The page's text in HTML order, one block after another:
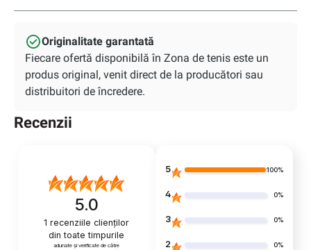
Originalitate garantată
Fiecare ofertă disponibilă în Zona de tenis este un
produs original, venit direct de la producători sau
distribuitori de încredere.
Recenzii
5.0
1 recenziile clienților
din toate timpurile
adunate și verificate de către
5 100%
4 0%
3 0%
2 0%